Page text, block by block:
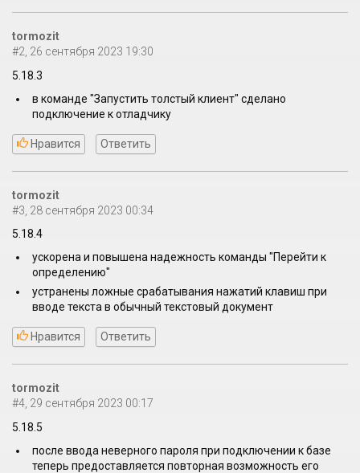
tormozit
#2, 26 сентября 2023 19:30
5.18.3
в команде "Запустить толстый клиент" сделано
подключение к отладчику
Нравится Ответить
tormozit
#3, 28 сентября 2023 00:34
5.18.4
ускорена и повышена надежность команды "Перейти к
определению"
устранены ложные срабатывания нажатий клавиш при
вводе текста в обычный текстовый документ
Нравится Ответить
tormozit
#4, 29 сентября 2023 00:17
5.18.5
после ввода неверного пароля при подключении к базе
теперь предоставляется повторная возможность его